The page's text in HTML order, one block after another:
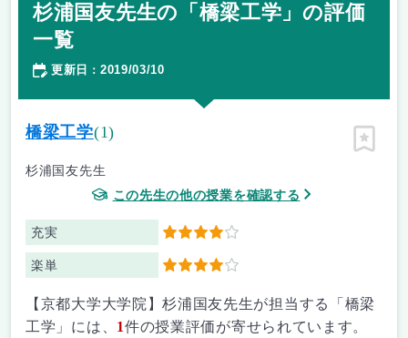
杉浦国友先生の「橋梁工学」の評価
一覧
更新日 ： 2019/03/10
橋梁工学(1)
杉浦国友先生
この先生の他の授業を確認する
充実 4
楽単 4
ピン留
【京都大学大学院】杉浦国友先生が担当する「橋梁
工学」には、 1件の授業評価が寄せられています。